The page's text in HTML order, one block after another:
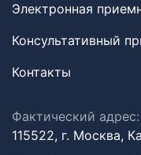
Электронная
Консультативный
Контакты
Фактический адрес:
115522, г. Москва,